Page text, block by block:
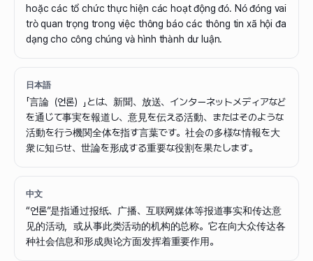
hoặc các tổ chức thực hiện các hoạt động đó. Nó đóng vai
trò quan trọng trong việc thông báo các thông tin xã hội đa
dạng cho công chúng và hình thành dư luận.
日本語
「言論（언론）」とは、新聞、放送、インターネットメディアなど
を通じて事実を報道し、意見を伝える活動、またはそのような
活動を行う機関全体を指す言葉です。社会の多様な情報を大
衆に知らせ、世論を形成する重要な役割を果たします。
中文
“언론”是指通过报纸、广播、互联网媒体等报道事实和传达意
见的活动，或从事此类活动的机构的总称。它在向大众传达各
种社会信息和形成舆论方面发挥着重要作用。